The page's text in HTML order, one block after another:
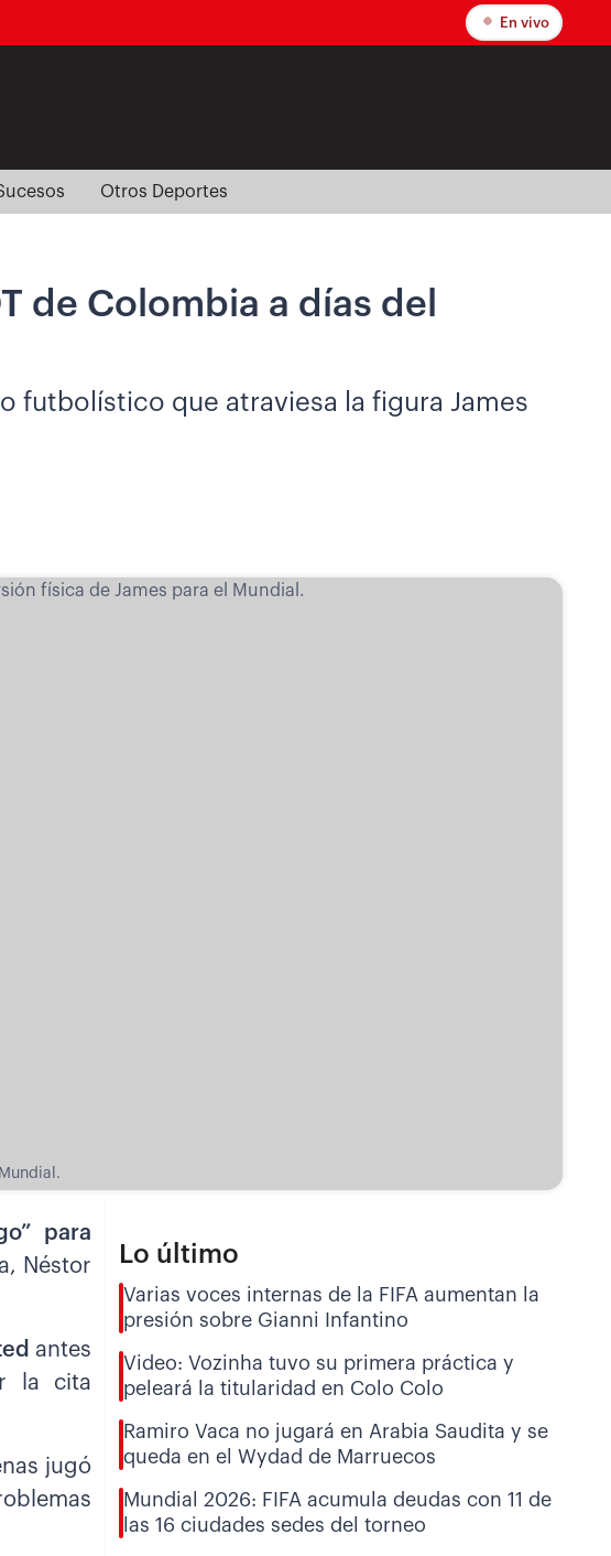
En vivo
Otros Deportes
de Colombia a días del
futbolístico que atraviesa la figura James
para
Néstor
antes
la cita
jugó
Lo último
Varias voces internas de la FIFA aumentan la
presión sobre Gianni Infantino
Video: Vozinha tuvo su primera práctica y
peleará la titularidad en Colo Colo
Ramiro Vaca no jugará en Arabia Saudita y se
queda en el Wydad de Marruecos
Mundial 2026: FIFA acumula deudas con 11 de
las 16 ciudades sedes del torneo